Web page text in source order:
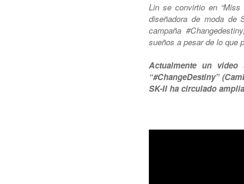
Lin se convirtio en
diseñadora de moda de
campaña
sueños a pesar de lo que
Actualmente un
“#ChangeDestiny”
SK-II ha circulado